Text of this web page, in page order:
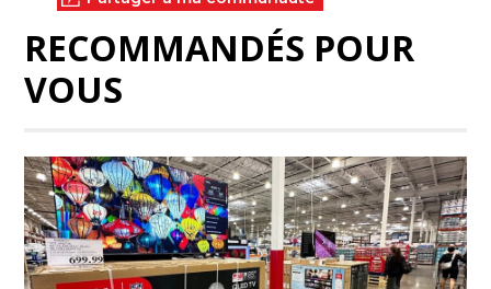
RECOMMANDÉS POUR
VOUS